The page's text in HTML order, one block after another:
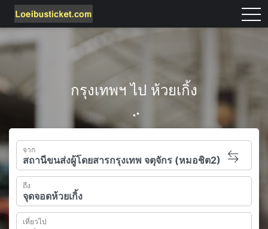
กรุงเทพฯ ไป ห้วยเกิ้ง
จาก
ถึง
เที่ยวไป